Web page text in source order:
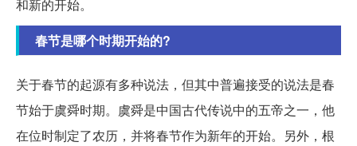
和新的开始。
春节是哪个时期开始的?
关于春节的起源有多种说法，但其中普遍接受的说法是春
节始于虞舜时期。虞舜是中国古代传说中的五帝之一，他
在位时制定了农历，并将春节作为新年的开始。另外，根